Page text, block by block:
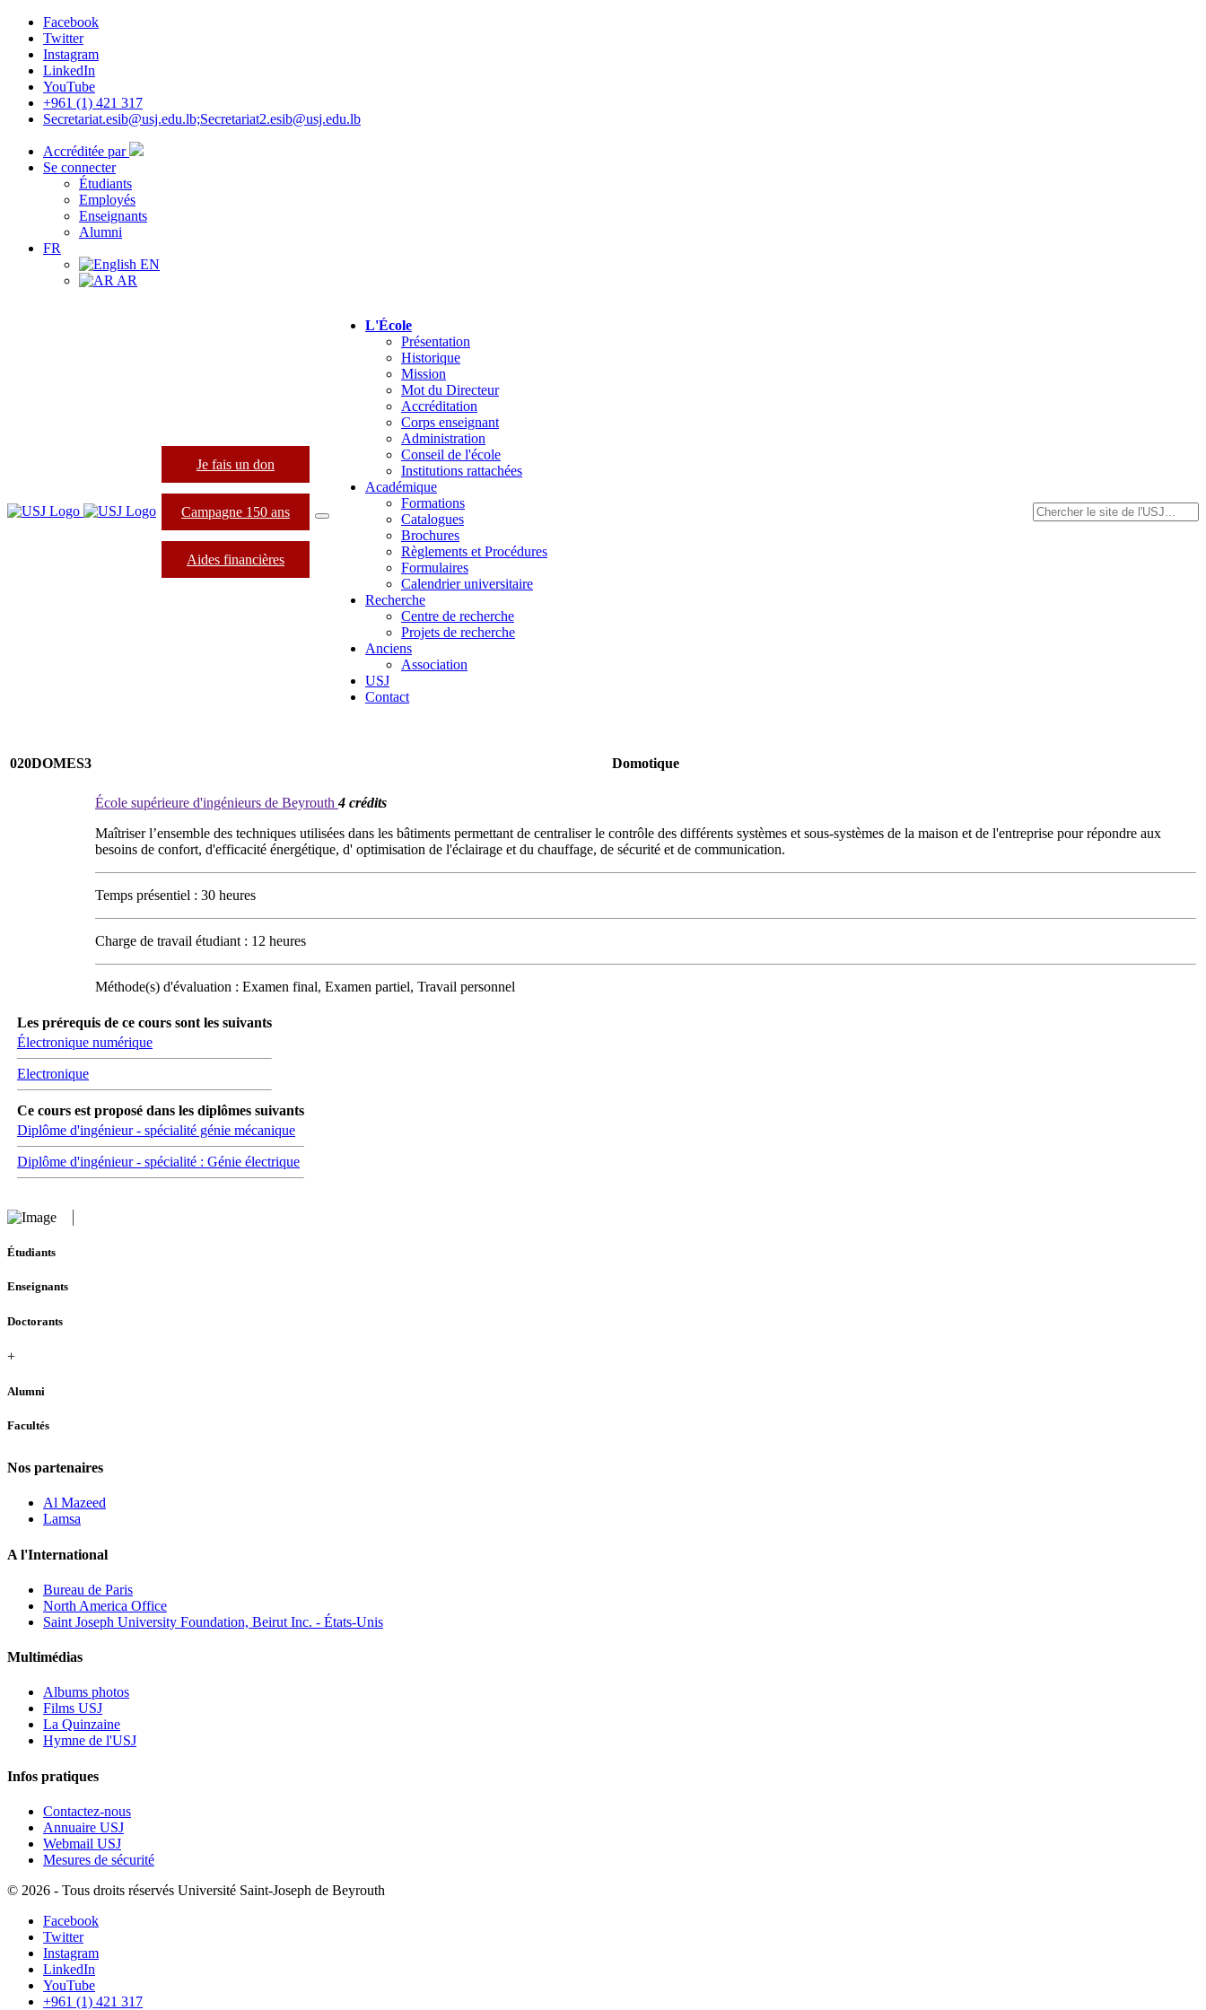
Facebook
Twitter
Instagram
LinkedIn
YouTube
+961 (1) 421 317
Secretariat.esib@usj.edu.lb;Secretariat2.esib@usj.edu.lb
Accréditée par
Se connecter
Étudiants
Employés
Enseignants
Alumni
FR
EN
AR
Je fais un don
Campagne 150 ans
Aides financières
L'École
Présentation
Historique
Mission
Mot du Directeur
Accréditation
Corps enseignant
Administration
Conseil de l'école
Institutions rattachées
Académique
Formations
Catalogues
Brochures
Règlements et Procédures
Formulaires
Calendrier universitaire
Recherche
Centre de recherche
Projets de recherche
Anciens
Association
USJ
Contact
020DOMES3 Domotique
École supérieure d'ingénieurs de Beyrouth4 crédits
Maîtriser l’ensemble des techniques utilisées dans les bâtiments permettant de centraliser le contrôle des différents systèmes et sous-systèmes de la maison et de l'entreprise pour répondre aux
besoins de confort, d'efficacité énergétique, d' optimisation de l'éclairage et du chauffage, de sécurité et de communication.
Temps présentiel : 30 heures
Charge de travail étudiant : 12 heures
Méthode(s) d'évaluation : Examen final, Examen partiel, Travail personnel
Les prérequis de ce cours sont les suivants
Électronique numérique
Electronique
Ce cours est proposé dans les diplômes suivants
Diplôme d'ingénieur - spécialité génie mécanique
Diplôme d'ingénieur - spécialité : Génie électrique
Étudiants
Enseignants
Doctorants
+
Alumni
Facultés
Nos partenaires
Al Mazeed
Lamsa
A l'International
Bureau de Paris
North America Office
Saint Joseph University Foundation, Beirut Inc. - États-Unis
Multimédias
Albums photos
Films USJ
La Quinzaine
Hymne de l'USJ
Infos pratiques
Contactez-nous
Annuaire USJ
Webmail USJ
Mesures de sécurité
© 2026 - Tous droits réservés Université Saint-Joseph de Beyrouth
Facebook
Twitter
Instagram
LinkedIn
YouTube
+961 (1) 421 317